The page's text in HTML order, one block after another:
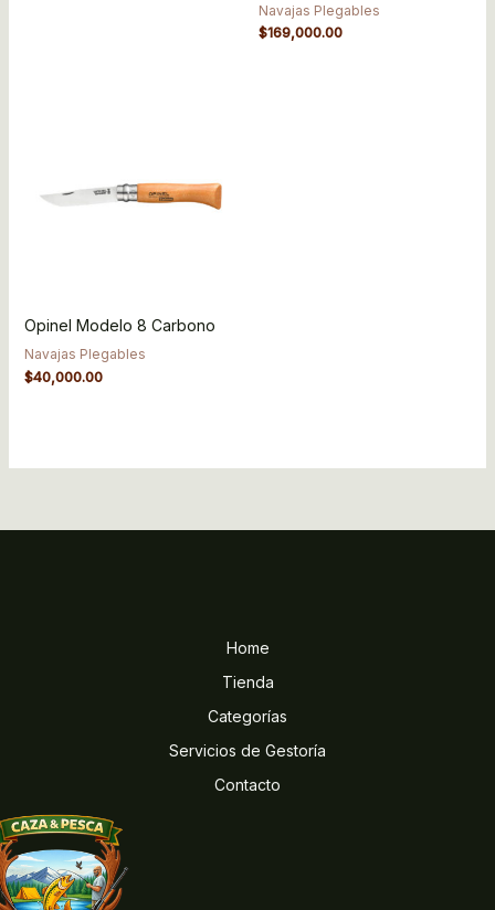
Navajas Plegables
$169,000.00
Opinel Modelo 8 Carbono
Navajas Plegables
$40,000.00
Home
Tienda
Categorías
Servicios de Gestoría
Contacto